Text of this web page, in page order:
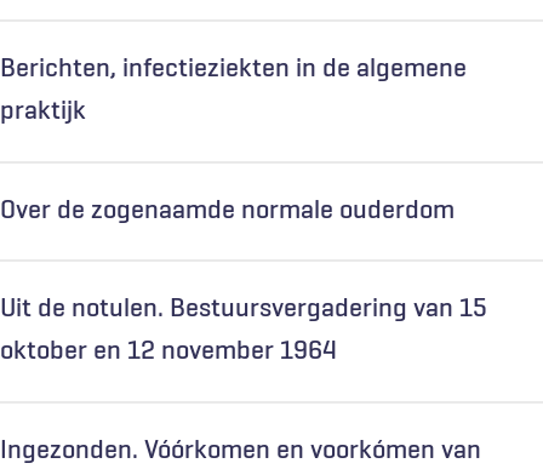
Berichten, infectieziekten in de algemene
praktijk
Over de zogenaamde normale ouderdom
Uit de notulen. Bestuursvergadering van 15
oktober en 12 november 1964
Ingezonden. Vóórkomen en voorkómen van